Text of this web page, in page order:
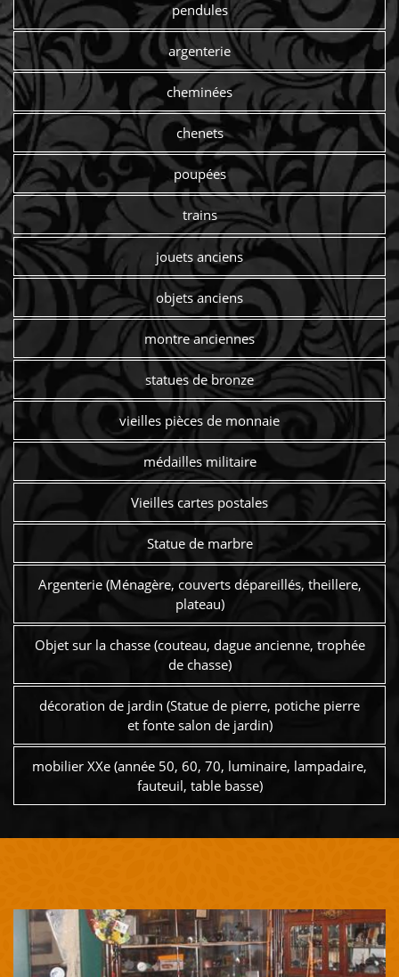
pendules
argenterie
cheminées
chenets
poupées
trains
jouets anciens
objets anciens
montre anciennes
statues de bronze
vieilles pièces de monnaie
médailles militaire
Vieilles cartes postales
Statue de marbre
Argenterie (Ménagère, couverts dépareillés, theillere,
plateau)
Objet sur la chasse (couteau, dague ancienne, trophée
de chasse)
décoration de jardin (Statue de pierre, potiche pierre
et fonte salon de jardin)
mobilier XXe (année 50, 60, 70, luminaire, lampadaire,
fauteuil, table basse)